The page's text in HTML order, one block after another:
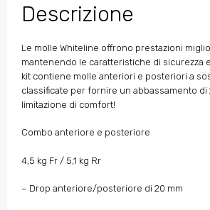
Descrizione
Le molle Whiteline offrono prestazioni
mantenendo le caratteristiche di sicurezza
kit contiene molle anteriori e posteriori a
classificate per fornire un abbassamento di
limitazione di comfort!
Combo anteriore e posteriore
4,5 kg Fr / 5,1 kg Rr
– Drop anteriore/posteriore di 20 mm